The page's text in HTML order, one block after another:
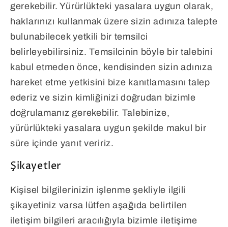
gerekebilir. Yürürlükteki yasalara uygun olarak,
haklarınızı kullanmak üzere sizin adınıza talepte
bulunabilecek yetkili bir temsilci
belirleyebilirsiniz. Temsilcinin böyle bir talebini
kabul etmeden önce, kendisinden sizin adınıza
hareket etme yetkisini bize kanıtlamasını talep
ederiz ve sizin kimliğinizi doğrudan bizimle
doğrulamanız gerekebilir. Talebinize,
yürürlükteki yasalara uygun şekilde makul bir
süre içinde yanıt veririz.
Şikayetler
Kişisel bilgilerinizin işlenme şekliyle ilgili
şikayetiniz varsa lütfen aşağıda belirtilen
iletişim bilgileri aracılığıyla bizimle iletişime